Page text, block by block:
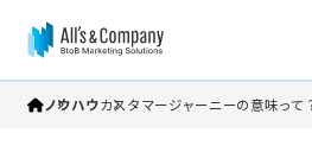
ノウハウカスタマージャーニーの意味っ